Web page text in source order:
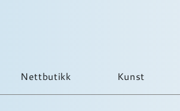
Nettbutikk Kunst